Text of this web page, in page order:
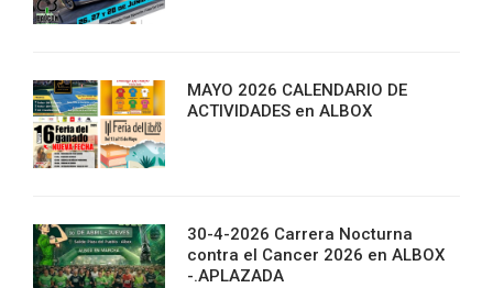
MAYO 2026 CALENDARIO DE
ACTIVIDADES en ALBOX
30-4-2026 Carrera Nocturna
contra el Cancer 2026 en ALBOX
-.APLAZADA